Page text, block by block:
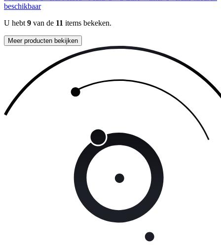
beschikbaar
U hebt 9 van de 11 items bekeken.
Meer producten bekijken